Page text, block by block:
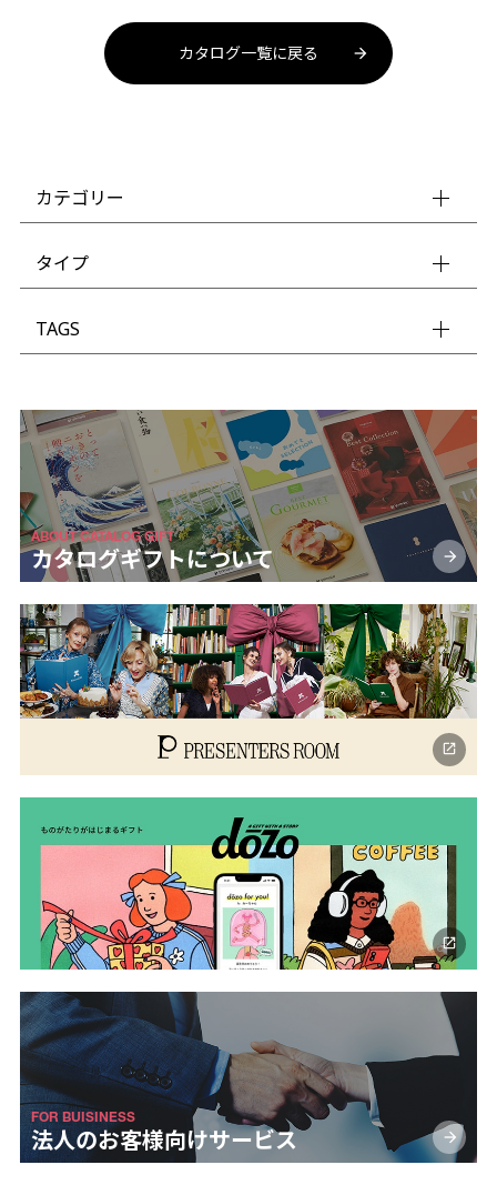
カタログ一覧に戻る
カテゴリー
タイプ
TAGS
ABOUT CATALOG GIFT
カタログギフトについて
FOR BUISINESS
法人のお客様向けサービス